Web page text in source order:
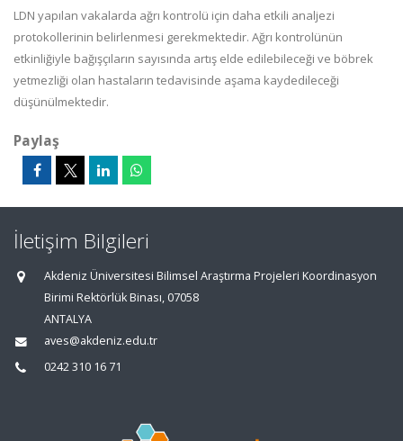
LDN yapılan vakalarda ağrı kontrolü için daha etkili analjezi
protokollerinin belirlenmesi gerekmektedir. Ağrı kontrolünün
etkinliğiyle bağışçıların sayısında artış elde edilebileceği ve böbrek
yetmezliği olan hastaların tedavisinde aşama kaydedileceği
düşünülmektedir.
Paylaş
İletişim Bilgileri
Akdeniz Üniversitesi Bilimsel Araştırma Projeleri Koordinasyon
Birimi Rektörlük Binası, 07058
ANTALYA
aves@akdeniz.edu.tr
0242 310 16 71